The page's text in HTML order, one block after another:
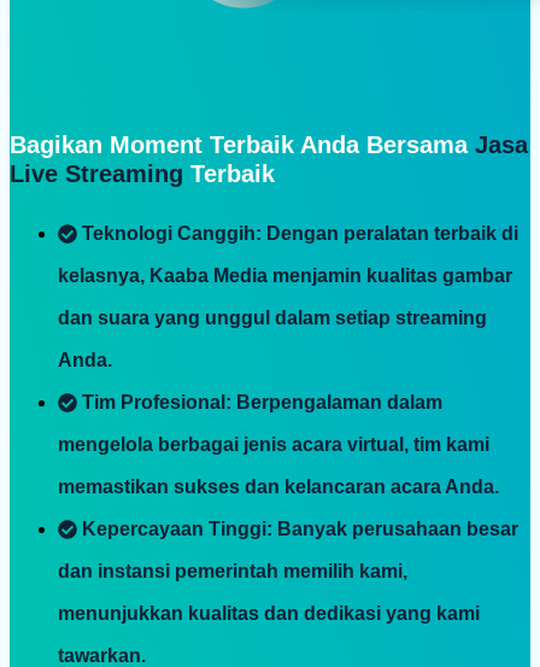
Bagikan Moment Terbaik Anda Bersama Jasa
Live Streaming Terbaik
Teknologi Canggih: Dengan peralatan terbaik di
kelasnya, Kaaba Media menjamin kualitas gambar
dan suara yang unggul dalam setiap streaming
Anda.
Tim Profesional : Berpengalaman dalam
mengelola berbagai jenis acara virtual, tim kami
memastikan sukses dan kelancaran acara Anda.
Kepercayaan Tinggi: Banyak perusahaan besar
dan instansi pemerintah memilih kami,
menunjukkan kualitas dan dedikasi yang kami
tawarkan.